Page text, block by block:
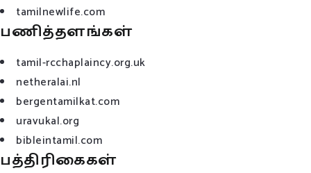
tamilnewlife.com
பணித்தளங்கள்
tamil-rcchaplaincy.org.uk
netheralai.nl
bergentamilkat.com
uravukal.org
bibleintamil.com
பத்திரிகைகள்